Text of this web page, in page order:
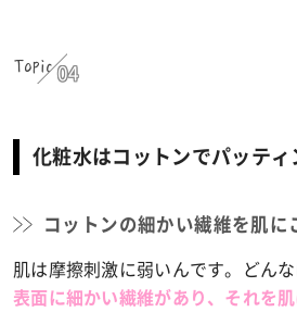
Topic 04
化粧水はコットンでパッティ
コットンの細かい繊維を肌に
肌は摩擦刺激に弱いんです。どん
表面に細かい繊維があり、それを